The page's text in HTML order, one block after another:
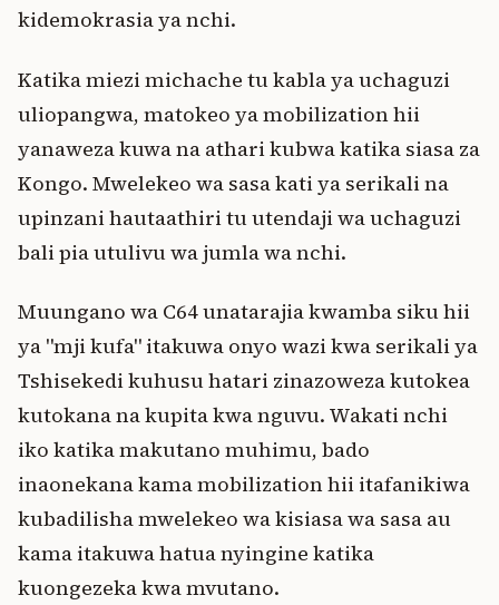
kidemokrasia ya nchi.
Katika miezi michache tu kabla ya uchaguzi
uliopangwa, matokeo ya mobilization hii
yanaweza kuwa na athari kubwa katika siasa za
Kongo. Mwelekeo wa sasa kati ya serikali na
upinzani hautaathiri tu utendaji wa uchaguzi
bali pia utulivu wa jumla wa nchi.
Muungano wa C64 unatarajia kwamba siku hii
ya "mji kufa" itakuwa onyo wazi kwa serikali ya
Tshisekedi kuhusu hatari zinazoweza kutokea
kutokana na kupita kwa nguvu. Wakati nchi
iko katika makutano muhimu, bado
inaonekana kama mobilization hii itafanikiwa
kubadilisha mwelekeo wa kisiasa wa sasa au
kama itakuwa hatua nyingine katika
kuongezeka kwa mvutano.